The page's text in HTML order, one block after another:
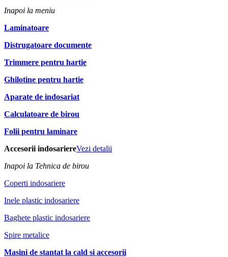
Inapoi la meniu
Laminatoare
Distrugatoare documente
Trimmere pentru hartie
Ghilotine pentru hartie
Aparate de indosariat
Calculatoare de birou
Folii pentru laminare
Accesorii indosariereVezi detalii
Inapoi la Tehnica de birou
Coperti indosariere
Inele plastic indosariere
Baghete plastic indosariere
Spire metalice
Masini de stantat la cald si accesorii